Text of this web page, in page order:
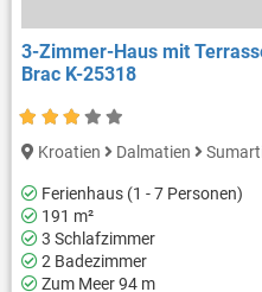
3-Zimmer-Haus mit
Brac K-25318
Kroatien Dalmatien
Ferienhaus (1 - 7 Personen)
191 m²
3 Schlafzimmer
2 Badezimmer
Zum Meer 94 m